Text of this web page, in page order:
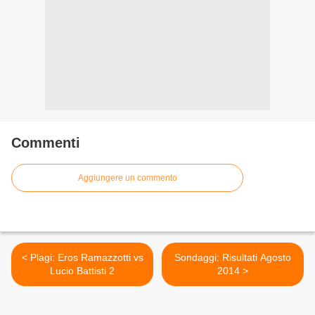
Commenti
Aggiungere un commento
< Plagi: Eros Ramazzotti vs
Lucio Battisti 2
Sondaggi: Risultati Agosto
2014 >